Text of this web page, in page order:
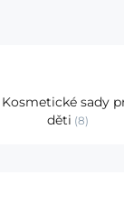
Kosmetické sady
děti 8